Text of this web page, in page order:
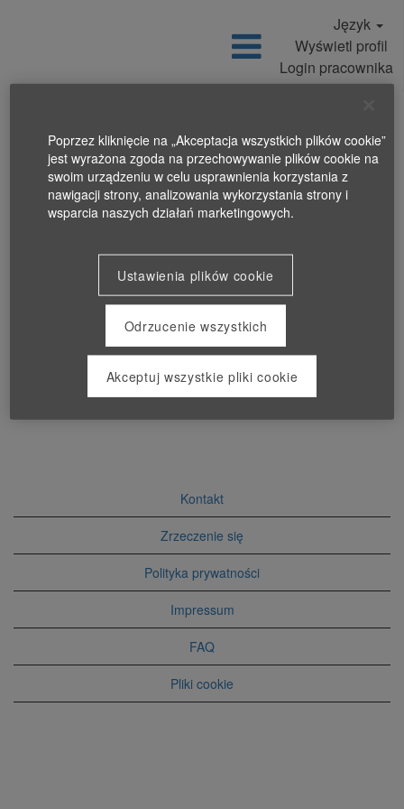
Język
Wyświetl profil
Login pracownika
Kontakt
Zrzeczenie się
Polityka prywatności
Impressum
FAQ
Pliki cookie
Poprzez kliknięcie na „Akceptacja wszystkich plików cookie”
jest wyrażona zgoda na przechowywanie plików cookie na
swoim urządzeniu w celu usprawnienia korzystania z
nawigacji strony, analizowania wykorzystania strony i
wsparcia naszych działań marketingowych.
Ustawienia plików cookie
Odrzucenie wszystkich
Akceptuj wszystkie pliki cookie